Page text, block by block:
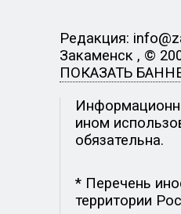
Редакция:
Закаменск , ©
ПОКАЗАТЬ
ином
обязательна.
* Перечень
территории